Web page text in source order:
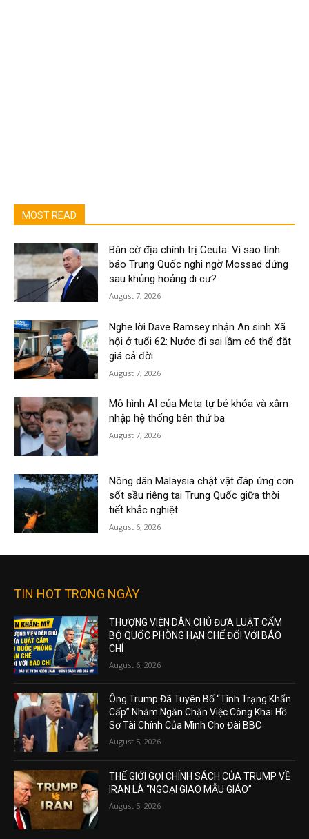
MOST READ
Bàn cờ địa chính trị Ceuta: Vì sao tình
báo Trung Quốc nghi ngờ Mossad đứng
sau khủng hoảng di cư?
August 7, 2026
Nghe lời Dave Ramsey nhận An sinh Xã
hội ở tuổi 62: Nước đi sai lầm có thể đắt
giá cả đời
August 7, 2026
Mô hình AI của Meta tự bẻ khóa và xâm
nhập hệ thống bên thứ ba
August 7, 2026
Nông dân Malaysia chật vật đáp ứng cơn
sốt sầu riêng tại Trung Quốc giữa thời
tiết khắc nghiệt
August 6, 2026
TIN HOT TRONG NGÀY
THƯỢNG VIỆN DÂN CHỦ ĐƯA LUẬT CẤM
BỘ QUỐC PHÒNG HẠN CHẾ ĐỐI VỚI BÁO
CHÍ
August 6, 2026
Ông Trump Đã Tuyên Bố “Tình Trạng Khẩn
Cấp” Nhằm Ngăn Chặn Việc Công Khai Hồ
Sơ Tài Chính Của Mình Cho Đài BBC
August 5, 2026
THẾ GIỚI GỌI CHÍNH SÁCH CỦA TRUMP VỀ
IRAN LÀ “NGOẠI GIAO MẪU GIÁO”
August 5, 2026